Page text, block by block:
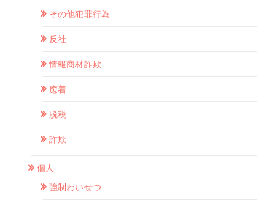
その他犯罪行為
反社
情報商材詐欺
癒着
脱税
詐欺
個人
強制わいせつ